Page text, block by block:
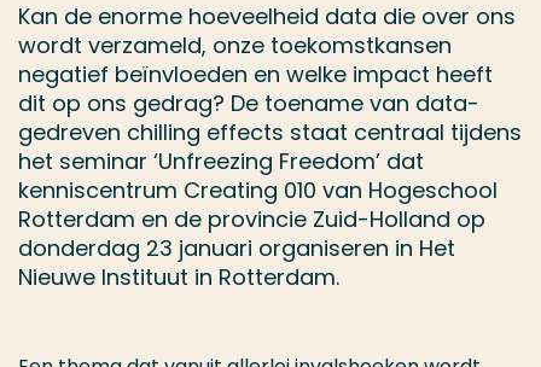
Kan de enorme hoeveelheid data die over ons
wordt verzameld, onze toekomstkansen
negatief beïnvloeden en welke impact heeft
dit op ons gedrag? De toename van data-
gedreven chilling effects staat centraal tijdens
het seminar ‘Unfreezing Freedom’ dat
kenniscentrum Creating 010 van Hogeschool
Rotterdam en de provincie Zuid-Holland op
donderdag 23 januari organiseren in Het
Nieuwe Instituut in Rotterdam.